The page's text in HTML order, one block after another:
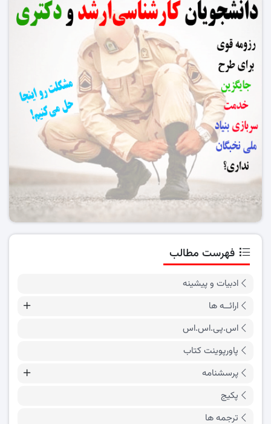
فهرست مطالب
ادبیات و پیشینه
ارائــه ها
اس.پی.اس.اس
پاورپوینت کتاب
پرسشنامه
پکیج
ترجمه ها